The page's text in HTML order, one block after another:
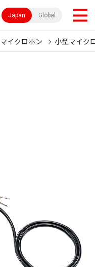
Japan Global
マイクロホン 小型マイク